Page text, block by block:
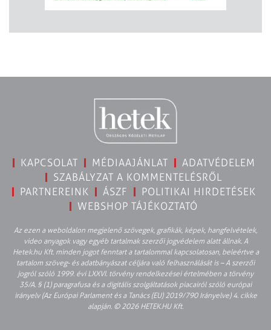
KAPCSOLAT MÉDIAAJÁNLAT
ADATVÉDELEM
SZABÁLYZAT A KOMMENTELÉSRŐL
PARTNEREINK
ÁSZF
POLITIKAI HIRDETÉSEK
WEBSHOP TÁJÉKOZTATÓ
Az ezen a weboldalon megjelenő szövegek, grafikák, képek, hangfelvételek,
video anyagok vagy egyéb tartalmak szerzői jogvédelem alatt állnak. A
Hetek.hu Kft. minden jogot fenntart a tartalommal kapcsolatosan, beleértve a
tartalom szöveg- és adatbányászat céljára való felhasználását is – A szerzői
jogról szóló 1999. évi LXXVI. törvény rendelkezései értelmében a törvény
35/A. § (1) paragrafusa és a digitális szolgáltatások piacairól szóló európai
irányelv (Az Európai Parlament és a Tanács (EU) 2019/790 Irányelve) 4. cikke
alapján. © 2026 HETEK.HU Kft.